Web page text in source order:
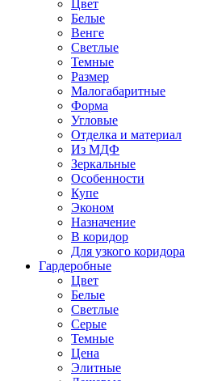
Цвет
Белые
Венге
Светлые
Темные
Размер
Малогабаритные
Форма
Угловые
Отделка и материал
Из МДФ
Зеркальные
Особенности
Купе
Эконом
Назначение
В коридор
Для узкого коридора
Гардеробные
Цвет
Белые
Светлые
Серые
Темные
Цена
Элитные